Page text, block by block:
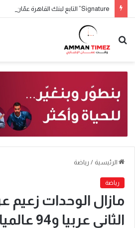
الرئيسية / رياضة
رياضة
مازال الوحدات زعيم
الثاني عربيا و94 عالميا